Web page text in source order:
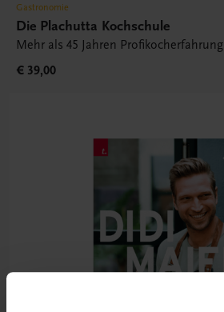
Gastronomie
Die Plachutta Kochschule
Mehr als 45 Jahren Profikocherfahrung
€ 39,00